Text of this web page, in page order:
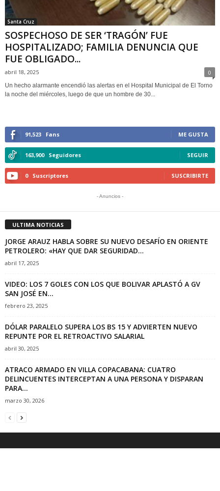
Santa Cruz
SOSPECHOSO DE SER ‘TRAGÓN’ FUE
HOSPITALIZADO; FAMILIA DENUNCIA QUE
FUE OBLIGADO...
abril 18, 2025 0
Un hecho alarmante encendió las alertas en el Hospital Municipal de El Torno
la noche del miércoles, luego de que un hombre de 30...
91,523 Fans ME GUSTA
163,900 Seguidores SEGUIR
0 Suscriptores SUSCRIBIRTE
- Anuncios -
ULTIMA NOTICIAS
JORGE ARAUZ HABLA SOBRE SU NUEVO DESAFÍO EN ORIENTE
PETROLERO: «HAY QUE DAR SEGURIDAD...
abril 17, 2025
VIDEO: LOS 7 GOLES CON LOS QUE BOLIVAR APLASTÓ A GV
SAN JOSÉ EN...
febrero 23, 2025
DÓLAR PARALELO SUPERA LOS BS 15 Y ADVIERTEN NUEVO
REPUNTE POR EL RETROACTIVO SALARIAL
abril 30, 2025
ATRACO ARMADO EN VILLA COPACABANA: CUATRO
DELINCUENTES INTERCEPTAN A UNA PERSONA Y DISPARAN
PARA...
marzo 30, 2026